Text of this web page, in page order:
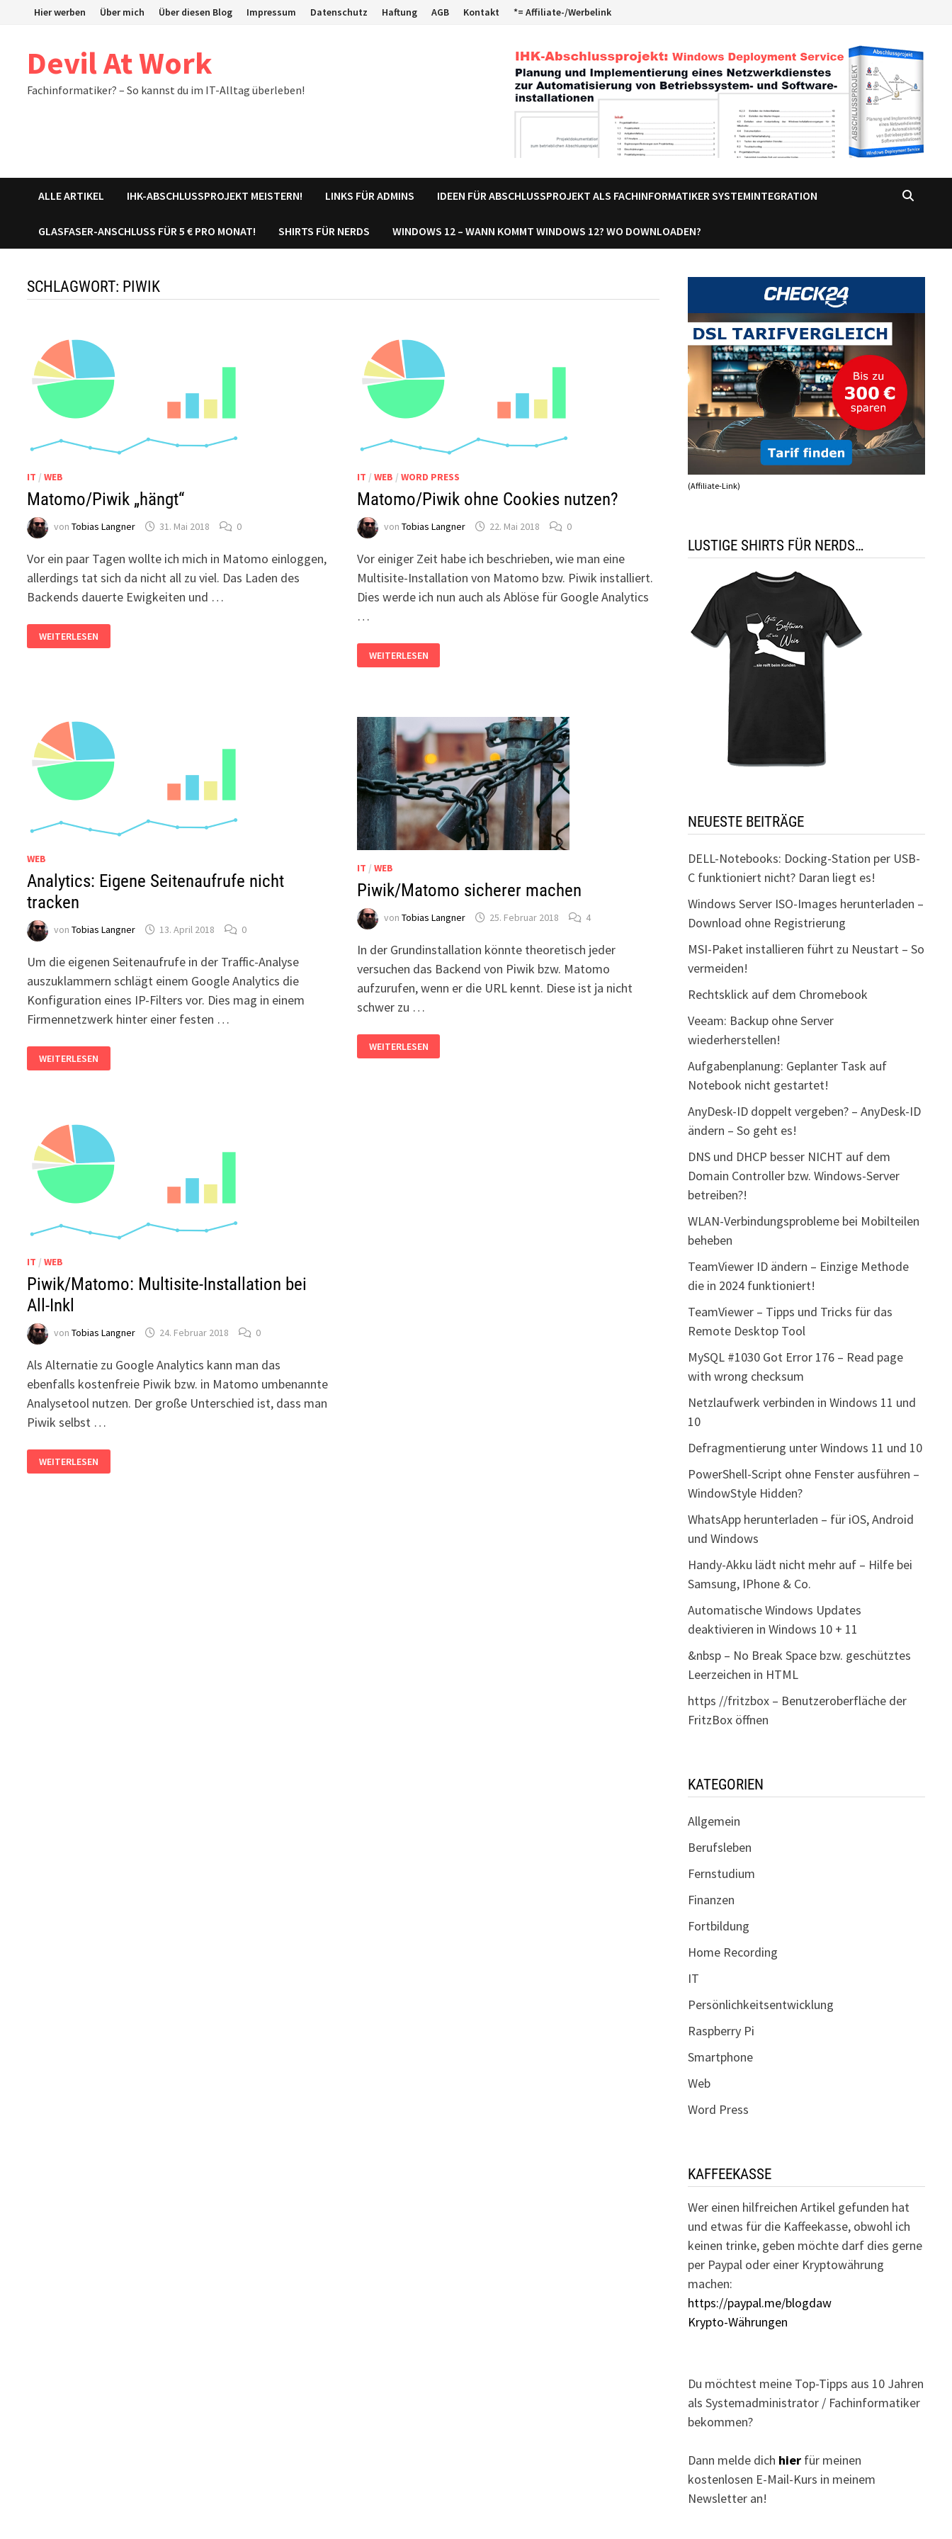
Hier werben Über mich Über diesen Blog Impressum Datenschutz Haftung AGB Kontakt *= Affiliate-/Werbelink
Devil At Work
Fachinformatiker? – So kannst du im IT-Alltag überleben!
ALLE ARTIKEL IHK-ABSCHLUSSPROJEKT MEISTERN! LINKS FÜR ADMINS IDEEN FÜR ABSCHLUSSPROJEKT ALS FACHINFORMATIKER SYSTEMINTEGRATION
GLASFASER-ANSCHLUSS FÜR 5 € PRO MONAT! SHIRTS FÜR NERDS WINDOWS 12 – WANN KOMMT WINDOWS 12? WO DOWNLOADEN?
SCHLAGWORT: PIWIK
IT /WEB
Matomo/Piwik „hängt“
vonTobias Langner 31. Mai 2018 0
Vor ein paar Tagen wollte ich mich in Matomo einloggen,
allerdings tat sich da nicht all zu viel. Das Laden des
Backends dauerte Ewigkeiten und …
„HÄNGT“
WEITERLESEN
IT / WEB / WORD PRESS
Matomo/Piwik ohne Cookies nutzen?
von Tobias Langner 22. Mai 2018 0
Vor einiger Zeit habe ich beschrieben, wie man eine
Multisite-Installation von Matomo bzw. Piwik installiert.
Dies werde ich nun auch als Ablöse für Google Analytics
…
OHNE
COOKIES
WEITERLESEN
WEB
Analytics: Eigene Seitenaufrufe nicht
tracken
vonTobias Langner 13. April 2018 0
Um die eigenen Seitenaufrufe in der Traffic-Analyse
auszuklammern schlägt einem Google Analytics die
Konfiguration eines IP-Filters vor. Dies mag in einem
Firmennetzwerk hinter einer festen …
EIGENE
SEITENAUFRUFE
WEITERLESEN
IT / WEB
Piwik/Matomo sicherer machen
von Tobias Langner 25. Februar 2018 4
In der Grundinstallation könnte theoretisch jeder
versuchen das Backend von Piwik bzw. Matomo
aufzurufen, wenn er die URL kennt. Diese ist ja nicht
schwer zu …
SICHERER
MACHEN
WEITERLESEN
IT /WEB
Piwik/Matomo: Multisite-Installation bei
All-Inkl
vonTobias Langner 24. Februar 2018 0
Als Alternatie zu Google Analytics kann man das
ebenfalls kostenfreie Piwik bzw. in Matomo umbenannte
Analysetool nutzen. Der große Unterschied ist, dass man
Piwik selbst …
MULTISITE-
INSTALLATION
WEITERLESEN
(Affiliate-Link)
LUSTIGE SHIRTS FÜR NERDS…
NEUESTE BEITRÄGE
DELL-Notebooks: Docking-Station per USB-
C funktioniert nicht? Daran liegt es!
Windows Server ISO-Images herunterladen –
Download ohne Registrierung
MSI-Paket installieren führt zu Neustart – So
vermeiden!
Rechtsklick auf dem Chromebook
Veeam: Backup ohne Server
wiederherstellen!
Aufgabenplanung: Geplanter Task auf
Notebook nicht gestartet!
AnyDesk-ID doppelt vergeben? – AnyDesk-ID
ändern – So geht es!
DNS und DHCP besser NICHT auf dem
Domain Controller bzw. Windows-Server
betreiben?!
WLAN-Verbindungsprobleme bei Mobilteilen
beheben
TeamViewer ID ändern – Einzige Methode
die in 2024 funktioniert!
TeamViewer – Tipps und Tricks für das
Remote Desktop Tool
MySQL #1030 Got Error 176 – Read page
with wrong checksum
Netzlaufwerk verbinden in Windows 11 und
10
Defragmentierung unter Windows 11 und 10
PowerShell-Script ohne Fenster ausführen –
WindowStyle Hidden?
WhatsApp herunterladen – für iOS, Android
und Windows
Handy-Akku lädt nicht mehr auf – Hilfe bei
Samsung, IPhone & Co.
Automatische Windows Updates
deaktivieren in Windows 10 + 11
&nbsp – No Break Space bzw. geschütztes
Leerzeichen in HTML
https //fritzbox – Benutzeroberfläche der
FritzBox öffnen
KATEGORIEN
Allgemein
Berufsleben
Fernstudium
Finanzen
Fortbildung
Home Recording
IT
Persönlichkeitsentwicklung
Raspberry Pi
Smartphone
Web
Word Press
KAFFEEKASSE
Wer einen hilfreichen Artikel gefunden hat
und etwas für die Kaffeekasse, obwohl ich
keinen trinke, geben möchte darf dies gerne
per Paypal oder einer Kryptowährung
machen:
https://paypal.me/blogdaw
Krypto-Währungen
Du möchtest meine Top-Tipps aus 10 Jahren
als Systemadministrator / Fachinformatiker
bekommen?
Dann melde dich hierfür meinen
kostenlosen E-Mail-Kurs in meinem
Newsletter an!